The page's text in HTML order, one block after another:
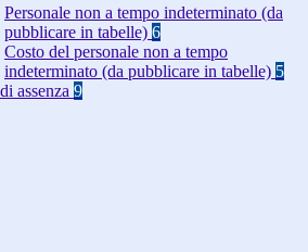
Personale non a tempo indeterminato (da
pubblicare in tabelle) 6
Costo del personale non a tempo
indeterminato (da pubblicare in tabelle) 5
assenza 9